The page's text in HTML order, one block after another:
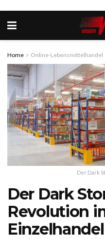
Home Online-Lebensmittelhandel
Der Dark
Der Dark
Revolution
Einzelhandel